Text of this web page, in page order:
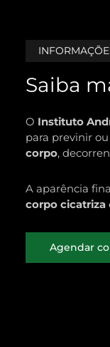
Saiba
O Instituto
para previnir
corpo,
A aparência
corpo cicatriza
Agendar